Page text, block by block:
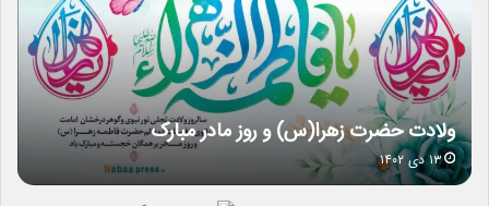
ولادت حضرت زهرا(س) و روز مادر مبارک
۱۳ دی ۱۴۰۲